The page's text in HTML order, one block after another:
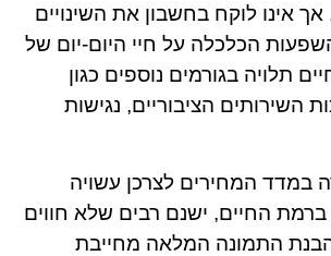
אך אינו לוקח בחשבון את השינויים
הכלכלה על חיי היום-יום של
תלויה בגורמים נוספים כגון
השירותים הציבוריים, נגישות
במדד המחירים לצרכן עשויה
ברמת החיים, ישנם רבים שלא חווים
הבנת התמונה המלאה מחייבת